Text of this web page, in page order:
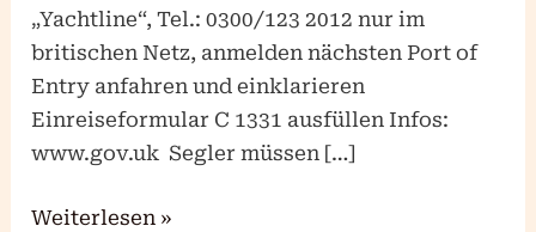
„Yachtline“, Tel.: 0300/123 2012 nur im
britischen Netz, anmelden nächsten Port of
Entry anfahren und einklarieren
Einreiseformular C 1331 ausfüllen Infos:
www.gov.uk Segler müssen […]
Weiterlesen »